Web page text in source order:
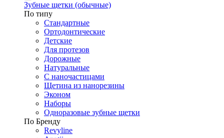
Зубные щетки (обычные)
По типу
Стандартные
Ортодонтические
Детские
Для протезов
Дорожные
Натуральные
С наночастицами
Щетина из нанорезины
Эконом
Наборы
Одноразовые зубные щетки
По Бренду
Revyline